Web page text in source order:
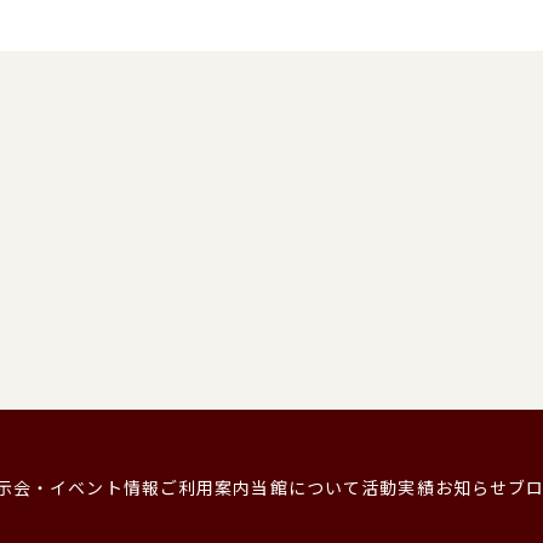
会・イベント情報ご利用案内当館について 活動実績お知らせブ